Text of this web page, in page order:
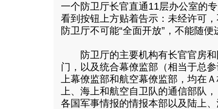
一个防卫厅长官直通11层办公室的
看到按钮上方贴着告示：未经许可
防卫厅不可能“全面开放”，不能随
防卫厅的主要机构有长官官房和
门，以及统合幕僚监部（相当于总
上幕僚监部和航空幕僚监部，均在
上、海上和航空自卫队的通信部队
各国军事情报的情报本部以及陆上